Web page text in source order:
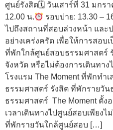
ศูนย์รังสิต🗓 วันเสาร์ที่ 31 มกร
12.00 น.
รอบบ่าย: 13.30 –
ไปถึงสถานที่สอบล่วงหน้า และ
อย่างเคร่งครัด เพื่อให้การสอบ
ที่พักใกล้ศูนย์สอบธรรมศาสตร์
จังหวัด หรือไม่ต้องการเดินทา
โรงแรม The Moment ที่พักทำ
ธรรมศาสตร์ รังสิต ที่พักรายวั
ธรรมศาสตร์ The Moment ตั้ง
เวลาเดินทางไปศูนย์สอบเพียง
ที่พักรายวันใกล้ศูนย์สอบ […]